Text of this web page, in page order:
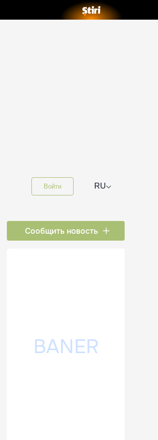
Войти RU⌵
Сообщить новость